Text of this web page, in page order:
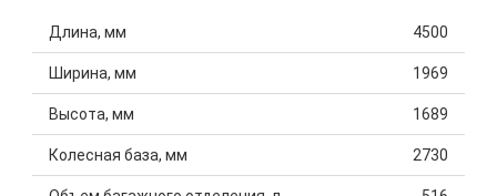
Длина, мм 4500
Ширина, мм 1969
Высота, мм 1689
Колесная база, мм 2730